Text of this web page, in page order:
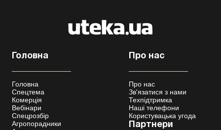
Головна
Головна
Спецтема
Комерція
Вебінари
Спецрозбір
Агропорадники
Про нас
Про нас
Зв'язатися з нами
Техпідтримка
Наші телефони
Користувацька угода
Партнери